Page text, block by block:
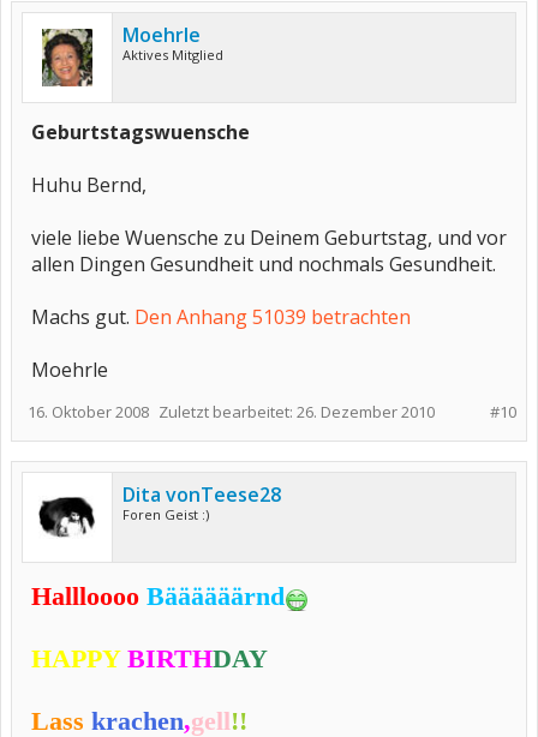
Moehrle
Aktives Mitglied
Geburtstagswuensche
Huhu Bernd,
viele liebe Wuensche zu Deinem Geburtstag, und vor
allen Dingen Gesundheit und nochmals Gesundheit.
Machs gut. Den Anhang 51039 betrachten
Moehrle
#10
16. Oktober 2008 Zuletzt bearbeitet: 26. Dezember 2010
Dita vonTeese28
Foren Geist :)
Hallloooo Bäääääärnd
HAPPY BIRTHDAY
Lass krachen,gell!!